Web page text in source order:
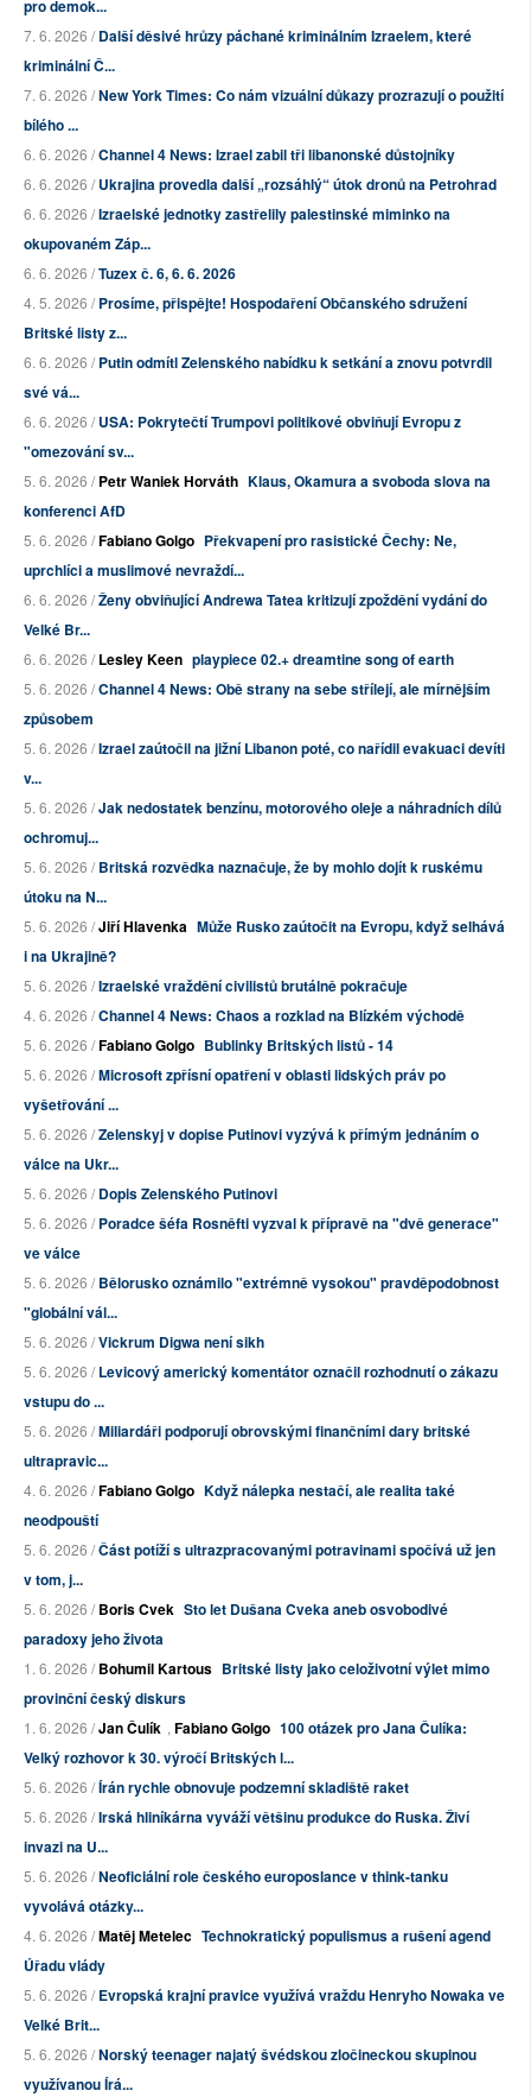
pro demok...
7. 6. 2026 /Další děsivé hrůzy páchané kriminálním Izraelem, které
kriminální Č...
7. 6. 2026 /New York Times: Co nám vizuální důkazy prozrazují o použití
bílého ...
6. 6. 2026 /Channel 4 News: Izrael zabil tři libanonské důstojníky
6. 6. 2026 /Ukrajina provedla další „rozsáhlý“ útok dronů na Petrohrad
6. 6. 2026 /Izraelské jednotky zastřelily palestinské miminko na
okupovaném Záp...
6. 6. 2026 /Tuzex č. 6, 6. 6. 2026
4. 5. 2026 /Prosíme, přispějte! Hospodaření Občanského sdružení
Britské listy z...
6. 6. 2026 /Putin odmítl Zelenského nabídku k setkání a znovu potvrdil
své vá...
6. 6. 2026 /USA: Pokrytečtí Trumpovi politikové obviňují Evropu z
"omezování sv...
5. 6. 2026 /Petr Waniek Horváth Klaus, Okamura a svoboda slova na
konferenci AfD
5. 6. 2026 /Fabiano Golgo Překvapení pro rasistické Čechy: Ne,
uprchlíci a muslimové nevraždí...
6. 6. 2026 /Ženy obviňující Andrewa Tatea kritizují zpoždění vydání do
Velké Br...
6. 6. 2026 /Lesley Keen playpiece 02.+ dreamtine song of earth
5. 6. 2026 /Channel 4 News: Obě strany na sebe střílejí, ale mírnějším
způsobem
5. 6. 2026 /Izrael zaútočil na jižní Libanon poté, co nařídil evakuaci devíti
v...
5. 6. 2026 /Jak nedostatek benzínu, motorového oleje a náhradních dílů
ochromuj...
5. 6. 2026 /Britská rozvědka naznačuje, že by mohlo dojít k ruskému
útoku na N...
5. 6. 2026 /Jiří Hlavenka Může Rusko zaútočit na Evropu, když selhává
i na Ukrajině?
5. 6. 2026 /Izraelské vraždění civilistů brutálně pokračuje
4. 6. 2026 /Channel 4 News: Chaos a rozklad na Blízkém východě
5. 6. 2026 /Fabiano Golgo Bublinky Britských listů - 14
5. 6. 2026 /Microsoft zpřísní opatření v oblasti lidských práv po
vyšetřování ...
5. 6. 2026 /Zelenskyj v dopise Putinovi vyzývá k přímým jednáním o
válce na Ukr...
5. 6. 2026 /Dopis Zelenského Putinovi
5. 6. 2026 /Poradce šéfa Rosněfti vyzval k přípravě na "dvě generace"
ve válce
5. 6. 2026 /Bělorusko oznámilo "extrémně vysokou" pravděpodobnost
"globální vál...
5. 6. 2026 /Vickrum Digwa není sikh
5. 6. 2026 /Levicový americký komentátor označil rozhodnutí o zákazu
vstupu do ...
5. 6. 2026 /Miliardáři podporují obrovskými finančními dary britské
ultrapravic...
4. 6. 2026 /Fabiano Golgo Když nálepka nestačí, ale realita také
neodpouští
5. 6. 2026 /Část potíží s ultrazpracovanými potravinami spočívá už jen
v tom, j...
5. 6. 2026 /Boris Cvek Sto let Dušana Cveka aneb osvobodivé
paradoxy jeho života
1. 6. 2026 /Bohumil Kartous Britské listy jako celoživotní výlet mimo
provinční český diskurs
1. 6. 2026 /Jan Čulík , Fabiano Golgo 100 otázek pro Jana Čulíka:
Velký rozhovor k 30. výročí Britských l...
5. 6. 2026 /Írán rychle obnovuje podzemní skladiště raket
5. 6. 2026 /Irská hliníkárna vyváží většinu produkce do Ruska. Živí
invazi na U...
5. 6. 2026 /Neoficiální role českého europoslance v think-tanku
vyvolává otázky...
4. 6. 2026 /Matěj Metelec Technokratický populismus a rušení agend
Úřadu vlády
5. 6. 2026 /Evropská krajní pravice využívá vraždu Henryho Nowaka ve
Velké Brit...
5. 6. 2026 /Norský teenager najatý švédskou zločineckou skupinou
využívanou Írá...